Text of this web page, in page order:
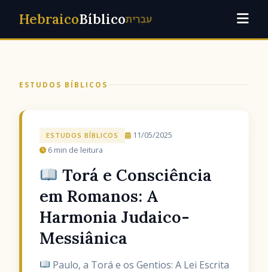
HebraicoBíblicoעִבְרִית
ESTUDOS BÍBLICOS
ESTUDOS BÍBLICOS
11/05/2025
6 min de leitura
Torá e Consciência
em Romanos: A
Harmonia Judaico-
Messiânica
Paulo, a Torá e os Gentios: A Lei Escrita